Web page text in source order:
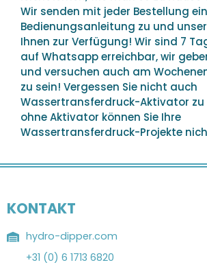
Wir senden mit jeder Bestellung
Bedienungsanleitung zu und
Ihnen zur Verfügung! Wir sind 7
auf Whatsapp erreichbar, wir
und versuchen auch am
zu sein! Vergessen Sie nicht auch
Wassertransferdruck-Aktivator zu
ohne Aktivator können Sie Ihre
Wassertransferdruck-Projekte
KONTAKT
hydro-dipper.com
+31 (0) 6 1713 6820